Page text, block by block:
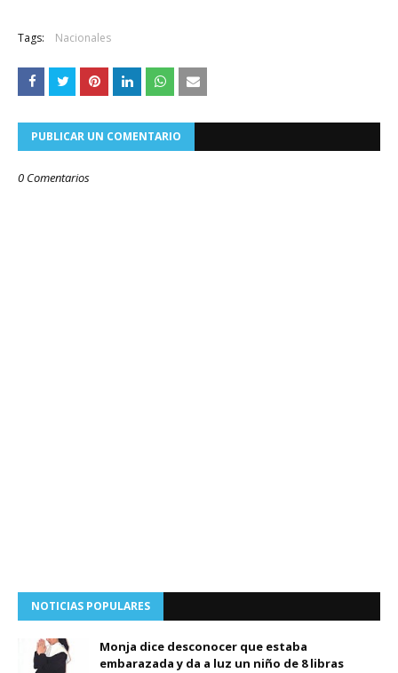
Tags: Nacionales
PUBLICAR UN COMENTARIO
0 Comentarios
NOTICIAS POPULARES
Monja dice desconocer que estaba
embarazada y da a luz un niño de 8 libras